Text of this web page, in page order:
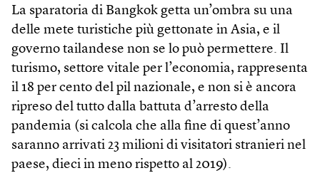
La sparatoria di Bangkok getta un’ombra su una
delle mete turistiche più gettonate in Asia, e il
governo tailandese non se lo può permettere. Il
turismo, settore vitale per l’economia, rappresenta
il 18 per cento del pil nazionale, e non si è ancora
ripreso del tutto dalla battuta d’arresto della
pandemia (si calcola che alla fine di quest’anno
saranno arrivati 23 milioni di visitatori stranieri nel
paese, dieci in meno rispetto al 2019).